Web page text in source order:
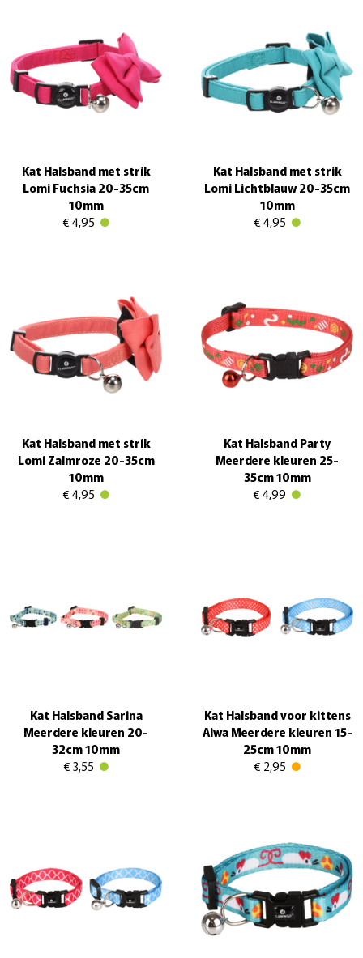
Kat Halsband met strik
Lomi Fuchsia 20-35cm
10mm
€ 4,95
Kat Halsband met strik
Lomi Lichtblauw 20-35cm
10mm
€ 4,95
Kat Halsband met strik
Lomi Zalmroze 20-35cm
10mm
€ 4,95
Kat Halsband Party
Meerdere kleuren 25-
35cm 10mm
€ 4,99
Kat Halsband Sarina
Meerdere kleuren 20-
32cm 10mm
€ 3,55
Kat Halsband voor kittens
Aiwa Meerdere kleuren 15-
25cm 10mm
€ 2,95